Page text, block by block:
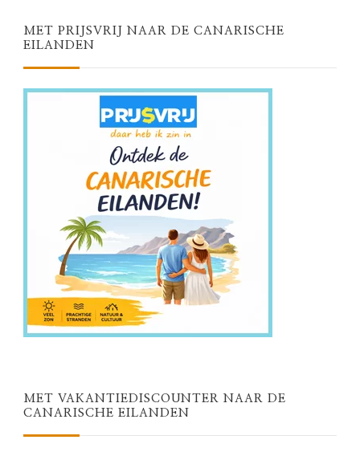
MET PRIJSVRIJ NAAR DE CANARISCHE
EILANDEN
MET VAKANTIEDISCOUNTER NAAR DE
CANARISCHE EILANDEN